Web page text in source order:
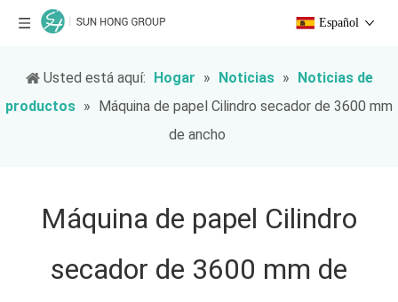
Español
Usted está aquí: Hogar » Noticias » Noticias de
productos » Máquina de papel Cilindro secador de 3600 mm
de ancho
Máquina de papel Cilindro
secador de 3600 mm de